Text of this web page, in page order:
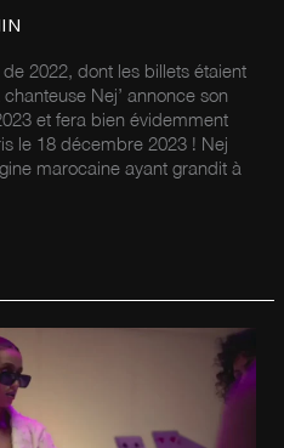
2022, dont les billets étaient
Nej’ annonce son
et fera bien évidemment
le 18 décembre 2023 ! Nej
marocaine ayant grandit à